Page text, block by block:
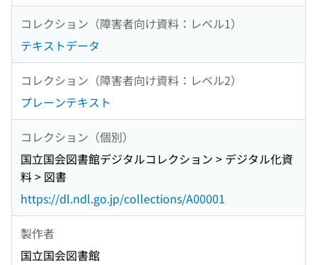
コレクション（障害者向け資料：レベル1）
テキストデータ
コレクション（障害者向け資料：レベル2）
プレーンテキスト
コレクション（個別）
国立国会図書館デジタルコレクション > デジタル化資
料 > 図書
https://dl.ndl.go.jp/collections/A00001
製作者
国立国会図書館